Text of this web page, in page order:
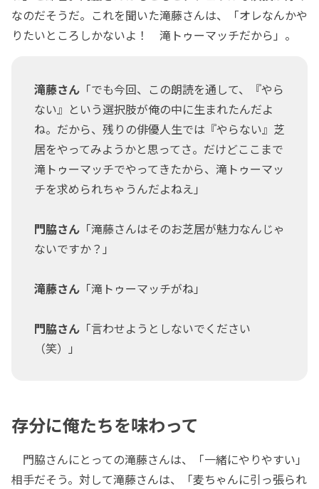
なのだそうだ。これを聞いた滝藤さんは、「オレなんかや
りたいところしかないよ！ 滝トゥーマッチだから」。
滝藤さん 「でも今回、この朗読を通して、『やら
ない』という選択肢が俺の中に生まれたんだよ
ね。だから、残りの俳優人生では『やらない』芝
居をやってみようかと思ってさ。だけどここまで
滝トゥーマッチでやってきたから、滝トゥーマッ
チを求められちゃうんだよねえ」
門脇さん 「滝藤さんはそのお芝居が魅力なんじゃ
ないですか？」
滝藤さん 「滝トゥーマッチがね」
門脇さん 「言わせようとしないでください
（笑）」
存分に俺たちを味わって
門脇さんにとっての滝藤さんは、「一緒にやりやすい」
相手だそう。対して滝藤さんは、「麦ちゃんに引っ張られ